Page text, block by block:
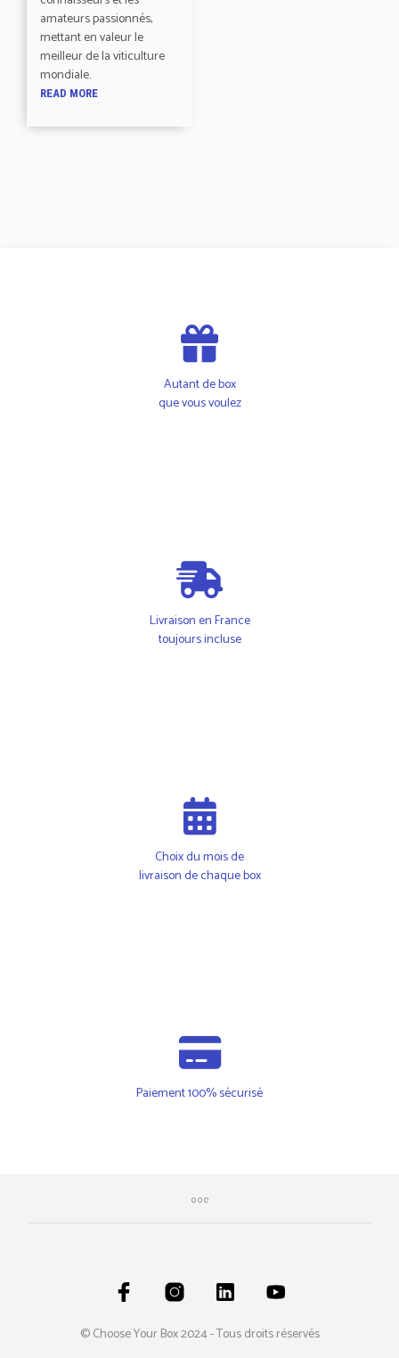
amateurs passionnés,
mettant en valeur le
meilleur de la viticulture
mondiale.
READ MORE
Autant de box
que vous voulez
Livraison en France
toujours incluse
Choix du mois de
livraison de chaque box
Paiement 100% sécurisé
© Choose Your Box 2024 - Tous droits réservés